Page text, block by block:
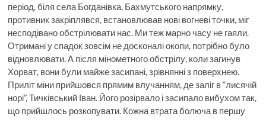
період, біля села Богданівка, Бахмутського напрямку,
противник закріплявся, встановлював нові вогневі точки, міг
несподівано обстрілювати нас. Ми теж марно часу не гаяли.
Отримані у спадок зовсім не досконалі окопи, потрібно було
відновлювати. А після мінометного обстрілу, коли загинув
Хорват, вони були майже засипані, зрівнянні з поверхнею.
Приліт міни прийшовся прямим влучанням, де заліг в “лисячій
норі”, Тичківський Іван. Його розірвало і засипало вибухом так,
що прийшлось розкопувати. Кожна втрата болюча в першу